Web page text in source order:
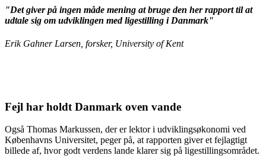
"Det giver på ingen måde mening at bruge den her rapport til at
udtale sig om udviklingen med ligestilling i Danmark"
Erik Gahner Larsen, forsker, University of Kent
Fejl har holdt Danmark oven vande
Også Thomas Markussen, der er lektor i udviklingsøkonomi ved
Københavns Universitet, peger på, at rapporten giver et fejlagtigt
billede af, hvor godt verdens lande klarer sig på ligestillingsområdet.